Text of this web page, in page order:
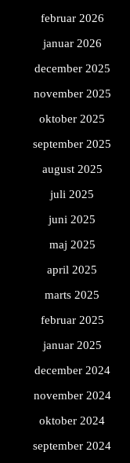
februar 2026
januar 2026
december 2025
november 2025
oktober 2025
september 2025
august 2025
juli 2025
juni 2025
maj 2025
april 2025
marts 2025
februar 2025
januar 2025
december 2024
november 2024
oktober 2024
september 2024